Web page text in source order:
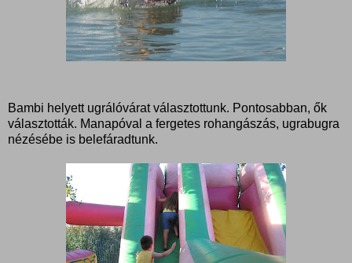
Bambi helyett ugrálóvárat választottunk. Pontosabban, ők
választották. Manapóval a fergetes rohangászás, ugrabugra
nézésébe is belefáradtunk.